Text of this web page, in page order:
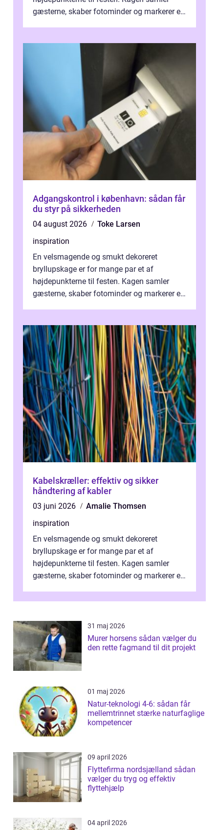
gæsterne, skaber fotominder og markerer et
Adgangskontrol i københavn: sådan får
du styr på sikkerheden
04 august 2026
Toke Larsen
inspiration
En velsmagende og smukt dekoreret
bryllupskage er for mange par et af
højdepunkterne til festen. Kagen samler
gæsterne, skaber fotominder og markerer et
Kabelskræller: effektiv og sikker
håndtering af kabler
03 juni 2026
Amalie Thomsen
inspiration
En velsmagende og smukt dekoreret
bryllupskage er for mange par et af
højdepunkterne til festen. Kagen samler
gæsterne, skaber fotominder og markerer et
du ...
31 maj 2026
Murer horsens sådan vælger du
den rette fagmand til dit projekt
01 maj 2026
Natur-teknologi 4-6: sådan får
mellemtrinnet stærke naturfaglige
kompetencer
09 april 2026
Flyttefirma nordsjælland sådan
vælger du tryg og effektiv
flyttehjælp
04 april 2026